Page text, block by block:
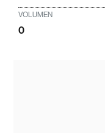
VOLUMEN
0